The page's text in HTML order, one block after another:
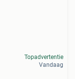
Topadvertentie
Vandaag